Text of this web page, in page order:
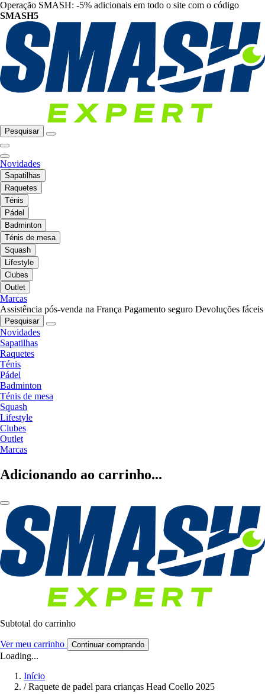
Operação SMASH: -5% adicionais em todo o site com o código
SMASH5
Pesquisar
Novidades
Sapatilhas
Raquetes
Ténis
Pádel
Badminton
Ténis de mesa
Squash
Lifestyle
Clubes
Outlet
Marcas
Assistência pós-venda na França Pagamento seguro Devoluções fáceis
Pesquisar
Novidades
Sapatilhas
Raquetes
Ténis
Pádel
Badminton
Ténis de mesa
Squash
Lifestyle
Clubes
Outlet
Marcas
Adicionando ao carrinho...
Subtotal do carrinho
Ver meu carrinho Continuar comprando
Loading...
Início
/ Raquete de padel para crianças Head Coello 2025